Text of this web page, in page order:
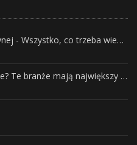
Sprzedaż udziałów w spółce jawnej - Wszystko, co trzeba wiedzieć.
Własna firma chodzi Ci po głowie? Te branże mają największy potencjał rozwoju